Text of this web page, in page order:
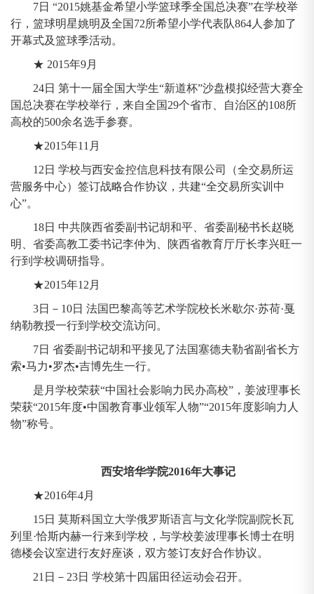
7日 “2015姚基金希望小学篮球季全国总决赛”在学校举
行，篮球明星姚明及全国72所希望小学代表队864人参加了
开幕式及篮球季活动。
★ 2015年9月
24日 第十一届全国大学生“新道杯”沙盘模拟经营大赛全
国总决赛在学校举行，来自全国29个省市、自治区的108所
高校的500余名选手参赛。
★2015年11月
12日 学校与西安金控信息科技有限公司（全交易所运
营服务中心）签订战略合作协议，共建“全交易所实训中
心”。
18日 中共陕西省委副书记胡和平、省委副秘书长赵晓
明、省委高教工委书记李仲为、陕西省教育厅厅长李兴旺一
行到学校调研指导。
★2015年12月
3日－10日 法国巴黎高等艺术学院校长米歇尔·苏荷·戛
纳勒教授一行到学校交流访问。
7日 省委副书记胡和平接见了法国塞德夫勒省副省长方
索•马力•罗杰•吉博先生一行。
是月学校荣获“中国社会影响力民办高校”，姜波理事长
荣获“2015年度•中国教育事业领军人物”“2015年度影响力人
物”称号。
西安培华学院2016年大事记
★2016年4月
15日 莫斯科国立大学俄罗斯语言与文化学院副院长瓦
列里·恰斯内赫一行来到学校，与学校姜波理事长博士在明
德楼会议室进行友好座谈，双方签订友好合作协议。
21日－23日 学校第十四届田径运动会召开。